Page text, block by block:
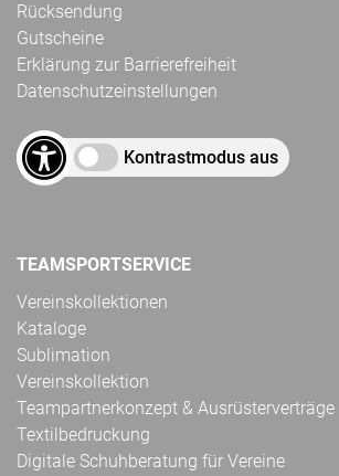
Rücksendung
Gutscheine
Erklärung zur Barrierefreiheit
Datenschutzeinstellungen
Kontrastmodus aus
TEAMSPORTSERVICE
Vereinskollektionen
Kataloge
Sublimation
Vereinskollektion
Teampartnerkonzept & Ausrüsterverträge
Textilbedruckung
Digitale Schuhberatung für Vereine